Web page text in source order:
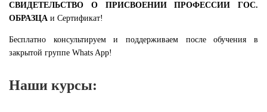
СВИДЕТЕЛЬСТВО О ПРИСВОЕНИИ ПРОФЕССИИ ГОС.
ОБРАЗЦА и Сертификат!
Бесплатно консультируем и поддерживаем после обучения в
закрытой группе Whats App!
Наши курсы: